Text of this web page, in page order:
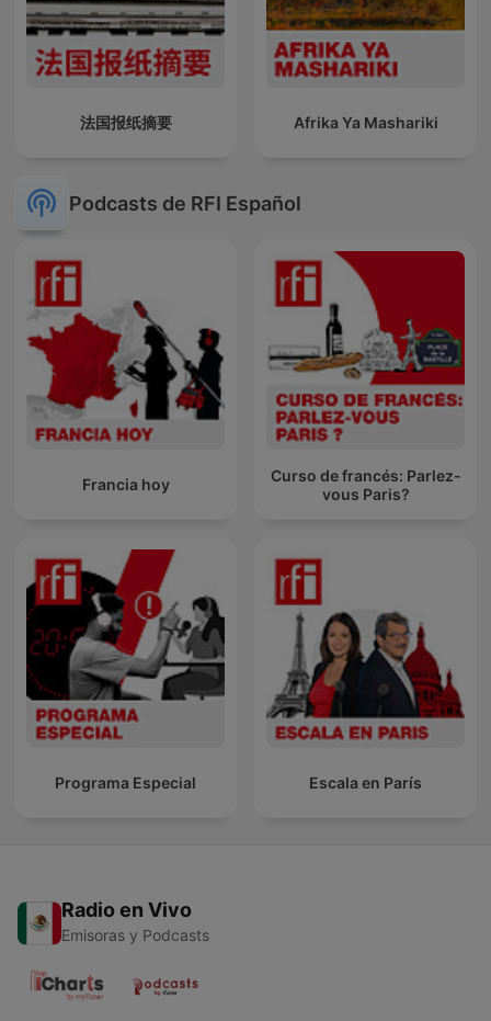
法国报纸摘要 Afrika Ya Mashariki
Podcasts de RFI Español
Francia hoy
Curso de francés: Parlez-
vous Paris?
Programa Especial Escala en París
Radio en Vivo
Emisoras y Podcasts